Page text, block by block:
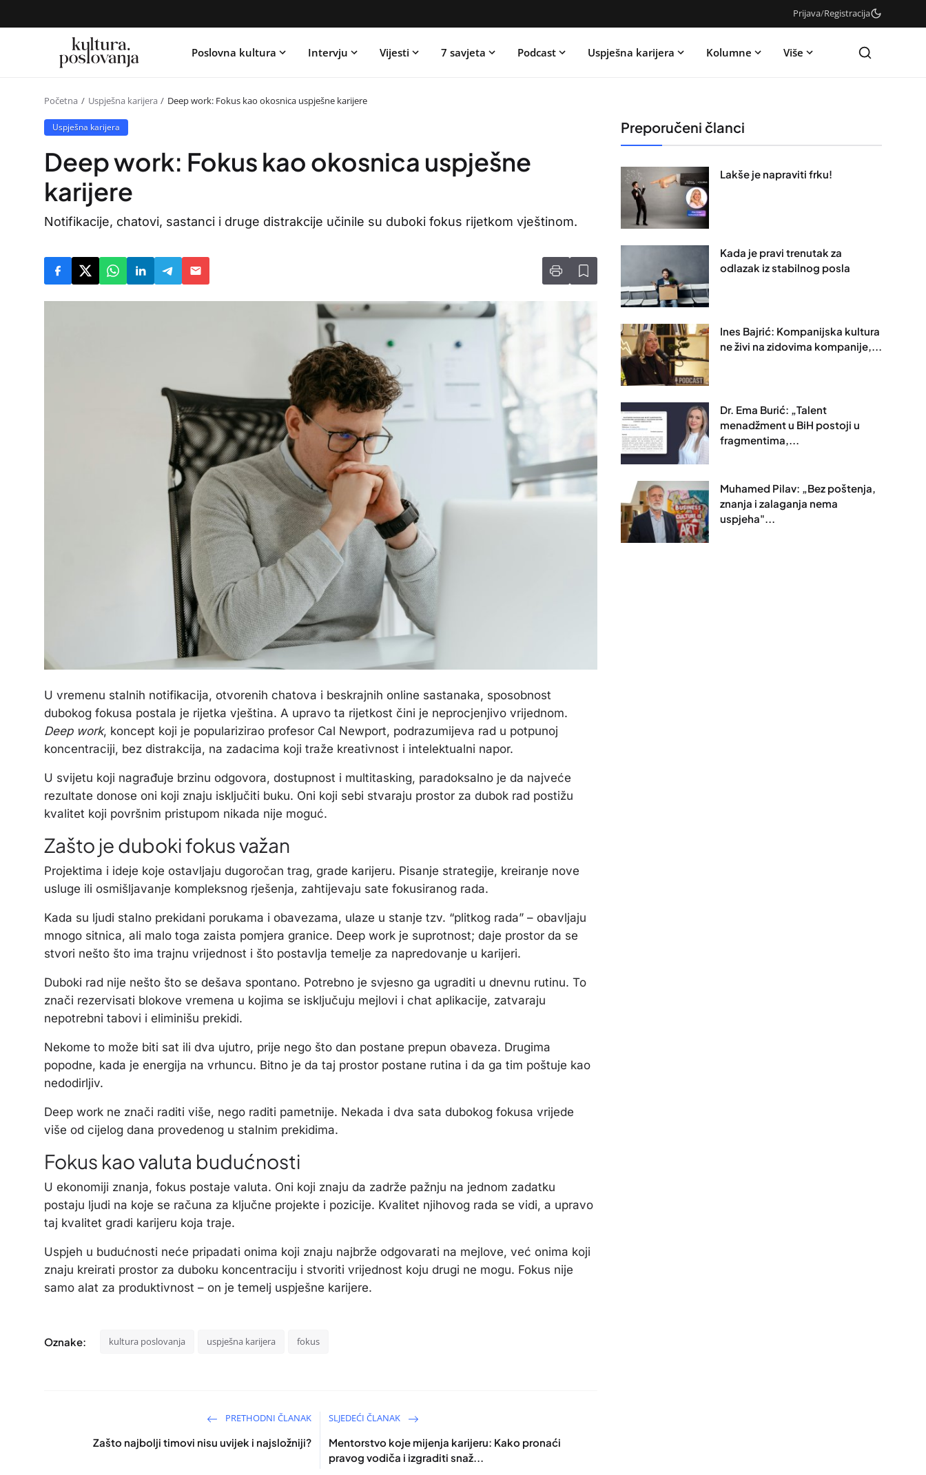
Prijava/Registracija
Poslovna kultura Intervju Vijesti 7 savjeta Podcast Uspješna karijera Kolumne Više
Početna Uspješna karijera Deep work: Fokus kao okosnica uspješne karijere
Uspješna karijera
Deep work: Fokus kao okosnica uspješne
karijere
Notifikacije, chatovi, sastanci i druge distrakcije učinile su duboki fokus rijetkom vještinom.
U vremenu stalnih notifikacija, otvorenih chatova i beskrajnih online sastanaka, sposobnost
dubokog fokusa postala je rijetka vještina. A upravo ta rijetkost čini je neprocjenjivo vrijednom.
Deep work, koncept koji je popularizirao profesor Cal Newport, podrazumijeva rad u potpunoj
koncentraciji, bez distrakcija, na zadacima koji traže kreativnost i intelektualni napor.
U svijetu koji nagrađuje brzinu odgovora, dostupnost i multitasking, paradoksalno je da najveće
rezultate donose oni koji znaju isključiti buku. Oni koji sebi stvaraju prostor za dubok rad postižu
kvalitet koji površnim pristupom nikada nije moguć.
Zašto je duboki fokus važan
Projektima i ideje koje ostavljaju dugoročan trag, grade karijeru. Pisanje strategije, kreiranje nove
usluge ili osmišljavanje kompleksnog rješenja, zahtijevaju sate fokusiranog rada.
Kada su ljudi stalno prekidani porukama i obavezama, ulaze u stanje tzv. “plitkog rada” – obavljaju
mnogo sitnica, ali malo toga zaista pomjera granice. Deep work je suprotnost; daje prostor da se
stvori nešto što ima trajnu vrijednost i što postavlja temelje za napredovanje u karijeri.
Duboki rad nije nešto što se dešava spontano. Potrebno je svjesno ga ugraditi u dnevnu rutinu. To
znači rezervisati blokove vremena u kojima se isključuju mejlovi i chat aplikacije, zatvaraju
nepotrebni tabovi i eliminišu prekidi.
Nekome to može biti sat ili dva ujutro, prije nego što dan postane prepun obaveza. Drugima
popodne, kada je energija na vrhuncu. Bitno je da taj prostor postane rutina i da ga tim poštuje kao
nedodirljiv.
Deep work ne znači raditi više, nego raditi pametnije. Nekada i dva sata dubokog fokusa vrijede
više od cijelog dana provedenog u stalnim prekidima.
Fokus kao valuta budućnosti
U ekonomiji znanja, fokus postaje valuta. Oni koji znaju da zadrže pažnju na jednom zadatku
postaju ljudi na koje se računa za ključne projekte i pozicije. Kvalitet njihovog rada se vidi, a upravo
taj kvalitet gradi karijeru koja traje.
Uspjeh u budućnosti neće pripadati onima koji znaju najbrže odgovarati na mejlove, već onima koji
znaju kreirati prostor za duboku koncentraciju i stvoriti vrijednost koju drugi ne mogu. Fokus nije
samo alat za produktivnost – on je temelj uspješne karijere.
Oznake: kultura poslovanja uspješna karijera fokus
PRETHODNI ČLANAK
Zašto najbolji timovi nisu uvijek i najsložniji?
SLJEDEĆI ČLANAK
Mentorstvo koje mijenja karijeru: Kako pronaći
pravog vodiča i izgraditi snaž...
Preporučeni članci
Lakše je napraviti frku!
Kada je pravi trenutak za
odlazak iz stabilnog posla
Ines Bajrić: Kompanijska kultura
ne živi na zidovima kompanije,...
Dr. Ema Burić: „Talent
menadžment u BiH postoji u
fragmentima,...
Muhamed Pilav: „Bez poštenja,
znanja i zalaganja nema
uspjeha"...